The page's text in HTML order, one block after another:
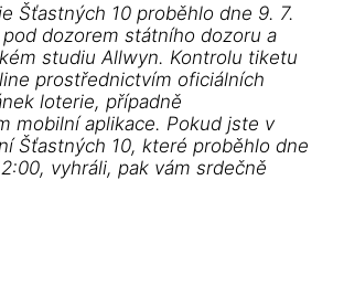
Šťastných 10 proběhlo dne 9. 7.
dozorem státního dozoru a
studiu Allwyn. Kontrolu tiketu
prostřednictvím oficiálních
loterie, případně
mobilní aplikace. Pokud jste v
Šťastných 10, které proběhlo dne
vyhráli, pak vám srdečně